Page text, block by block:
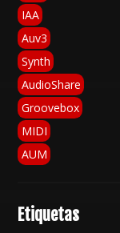
IAA
Auv3
Synth
AudioShare
Groovebox
MIDI
AUM
Etiquetas